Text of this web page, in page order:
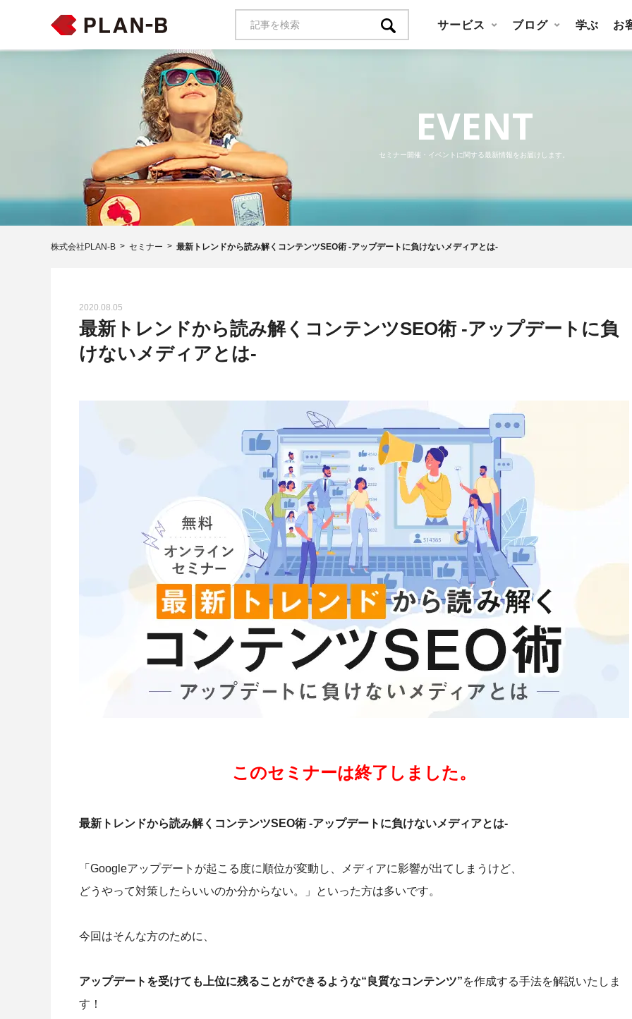
サービス ブログ 学ぶ お
EVENT
セミナー開催・イベントに関する最新情報をお届けします。
株式会社PLAN-B セミナー 最新トレンドから読み解くコンテンツSEO術 -アップデートに負けないメディアとは-
2020.08.05
最新トレンドから読み解くコンテンツSEO術 -アップデートに負
けないメディアとは-
このセミナーは終了しました。
最新トレンドから読み解くコンテンツSEO術 -アップデートに負けないメディアとは-
「Googleアップデートが起こる度に順位が変動し、メディアに影響が出てしまうけど、
どうやって対策したらいいのか分からない。」といった方は多いです。
今回はそんな方のために、
アップデートを受けても上位に残ることができるような“良質なコンテンツ”を作成する手法を解説いたしま
す！